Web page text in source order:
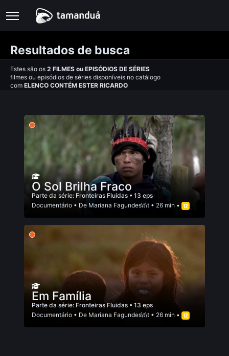
Resultados de busca
Estes são os 2 FILMES ou EPISÓDIOS DE SÉRIES
filmes ou episódios de séries disponíveis no catálogo
com ELENCO CONTÉM ESTER RICARDO
O Sol Brilha Fraco
Parte da série: Fronteiras Fluidas • 13 eps
Documentário • De Mariana Fagundes\t\t • 26 min •
Em Família
Parte da série: Fronteiras Fluidas • 13 eps
Documentário • De Mariana Fagundes\t\t • 26 min •